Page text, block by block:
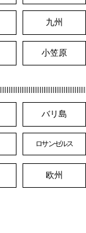
九州
小笠原
バリ島
ロサンゼルス
欧州